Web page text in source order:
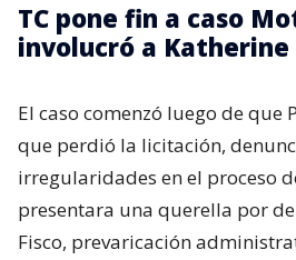
TC pone fin a caso
involucró a
El caso comenzó luego de que
que perdió la licitación,
irregularidades en el proceso
presentara una querella por
Fisco, prevaricación